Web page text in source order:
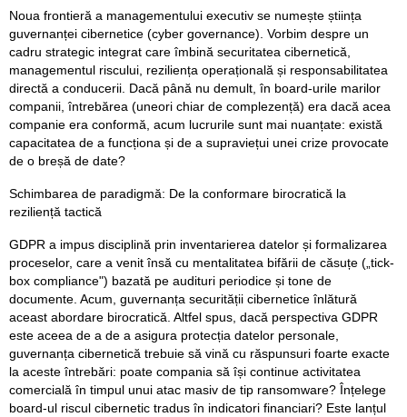
Noua frontieră a managementului executiv se numește știința
guvernanței cibernetice (cyber governance). Vorbim despre un
cadru strategic integrat care îmbină securitatea cibernetică,
managementul riscului, reziliența operațională și responsabilitatea
directă a conducerii. Dacă până nu demult, în board-urile marilor
companii, întrebărea (uneori chiar de complezență) era dacă acea
companie era conformă, acum lucrurile sunt mai nuanțate: există
capacitatea de a funcționa și de a supraviețui unei crize provocate
de o breșă de date?
Schimbarea de paradigmă: De la conformare birocratică la
reziliență tactică
GDPR a impus disciplină prin inventarierea datelor și formalizarea
proceselor, care a venit însă cu mentalitatea bifării de căsuțe („tick-
box compliance") bazată pe audituri periodice și tone de
documente. Acum, guvernanța securității cibernetice înlătură
aceast abordare birocratică. Altfel spus, dacă perspectiva GDPR
este aceea de a de a asigura protecția datelor personale,
guvernanța cibernetică trebuie să vină cu răspunsuri foarte exacte
la aceste întrebări: poate compania să își continue activitatea
comercială în timpul unui atac masiv de tip ransomware? Înțelege
board-ul riscul cibernetic tradus în indicatori financiari? Este lanțul